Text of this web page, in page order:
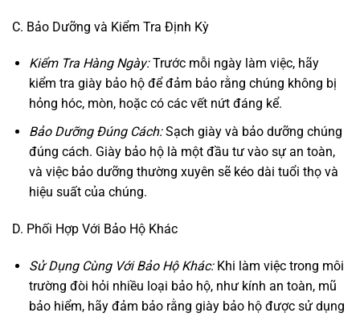
C. Bảo Dưỡng và Kiểm Tra Định Kỳ
Kiểm Tra Hàng Ngày:Trước mỗi ngày làm việc, hãy
kiểm tra giày bảo hộ để đảm bảo rằng chúng không bị
hỏng hóc, mòn, hoặc có các vết nứt đáng kể.
Bảo Dưỡng Đúng Cách:Sạch giày và bảo dưỡng chúng
đúng cách. Giày bảo hộ là một đầu tư vào sự an toàn,
và việc bảo dưỡng thường xuyên sẽ kéo dài tuổi thọ và
hiệu suất của chúng.
D. Phối Hợp Với Bảo Hộ Khác
Sử Dụng Cùng Với Bảo Hộ Khác:Khi làm việc trong môi
trường đòi hỏi nhiều loại bảo hộ, như kính an toàn, mũ
bảo hiểm, hãy đảm bảo rằng giày bảo hộ được sử dụng